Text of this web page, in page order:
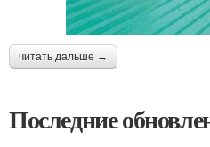
читать дальше →
Последние